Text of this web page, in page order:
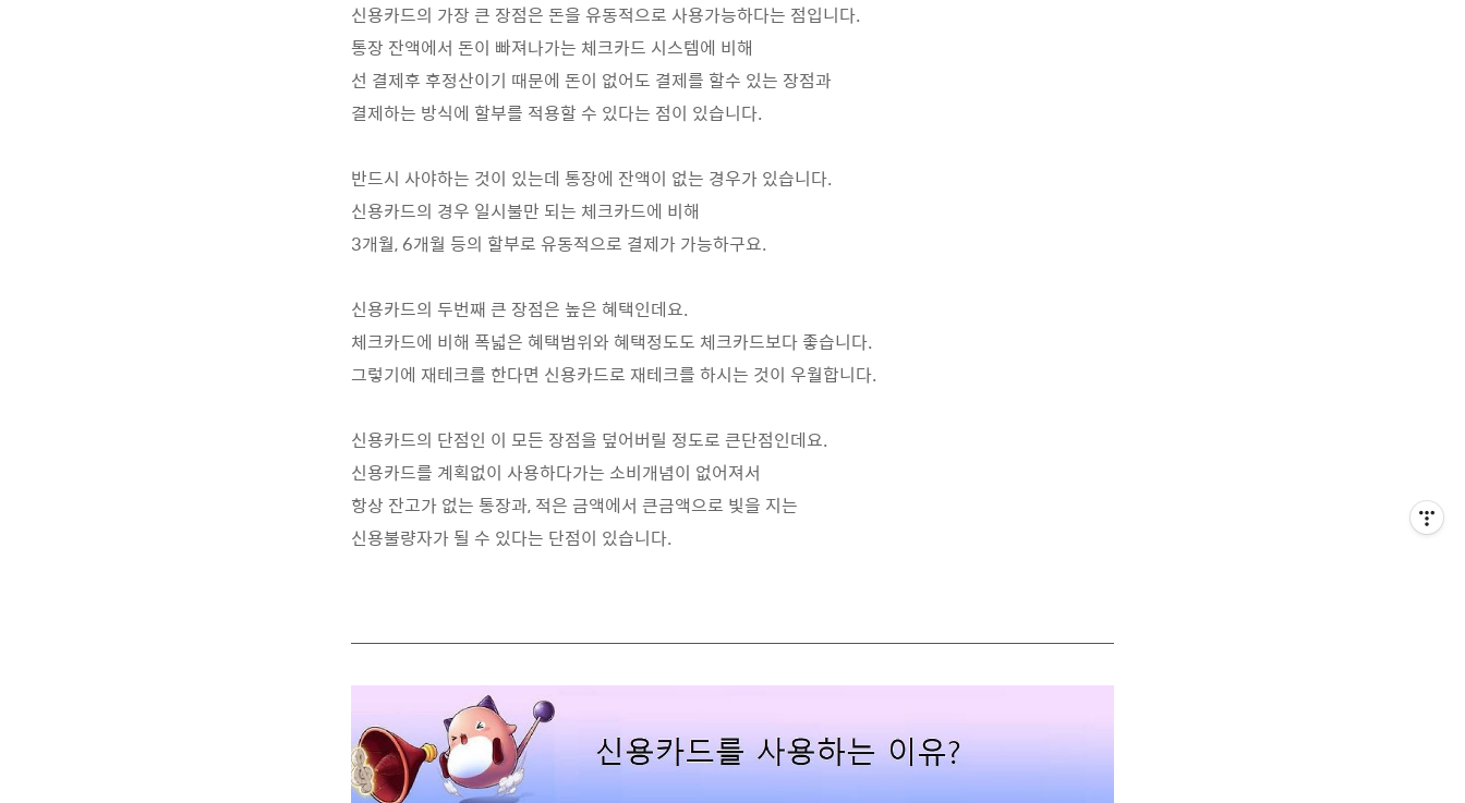
신용카드의 가장 큰 장점은 돈을 유동적으로 사용가능하다는 점입니다.
통장 잔액에서 돈이 빠져나가는 체크카드 시스템에 비해
선 결제후 후정산이기 때문에 돈이 없어도 결제를 할수 있는 장점과
결제하는 방식에 할부를 적용할 수 있다는 점이 있습니다.
반드시 사야하는 것이 있는데 통장에 잔액이 없는 경우가 있습니다.
신용카드의 경우 일시불만 되는 체크카드에 비해
3개월, 6개월 등의 할부로 유동적으로 결제가 가능하구요.
신용카드의 두번째 큰 장점은 높은 혜택인데요.
체크카드에 비해 폭넓은 혜택범위와 혜택정도도 체크카드보다 좋습니다.
그렇기에 재테크를 한다면 신용카드로 재테크를 하시는 것이 우월합니다.
신용카드의 단점인 이 모든 장점을 덮어버릴 정도로 큰단점인데요.
신용카드를 계획없이 사용하다가는 소비개념이 없어져서
항상 잔고가 없는 통장과, 적은 금액에서 큰금액으로 빛을 지는
신용불량자가 될 수 있다는 단점이 있습니다.